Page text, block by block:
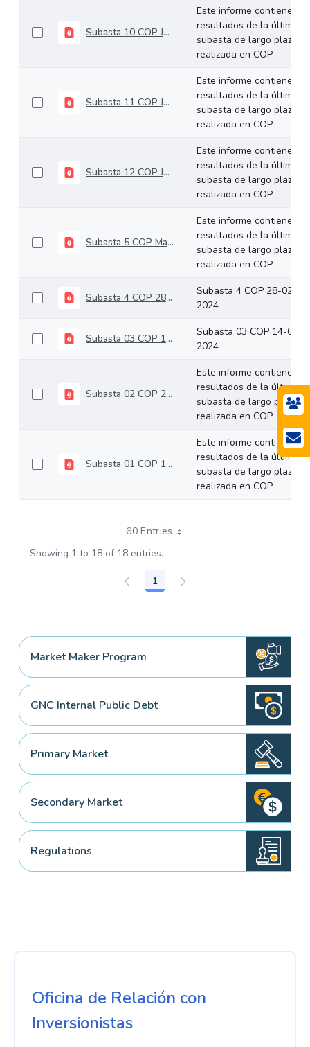
Subasta 10 COP Junio 12 de 2024
Este informe contiene los
resultados de la última
subasta de largo plazo
realizada en COP.
Subasta 11 COP Junio 26 de 2024
Este informe contiene los
resultados de la última
subasta de largo plazo
realizada en COP.
Subasta 12 COP Julio 10 de 2024
Este informe contiene los
resultados de la última
subasta de largo plazo
realizada en COP.
Subasta 5 COP Marzo 13 de 2024
Este informe contiene los
resultados de la última
subasta de largo plazo
realizada en COP.
Subasta 4 COP 28-02-2024
Subasta 4 COP 28-02-
2024
Subasta 03 COP 14-02-2024
Subasta 03 COP 14-02-
2024
Subasta 02 COP 24-01-2024
Este informe contiene los
resultados de la última
subasta de largo plazo
realizada en COP.
Subasta 01 COP 10-01-2024
Este informe contiene los
resultados de la última
subasta de largo plazo
realizada en COP.
60 Entries
Showing 1 to 18 of 18 entries.
Page
1
Market Maker Program
GNC Internal Public Debt
Primary Market
Secondary Market
Regulations
Oficina de Relación con
Inversionistas